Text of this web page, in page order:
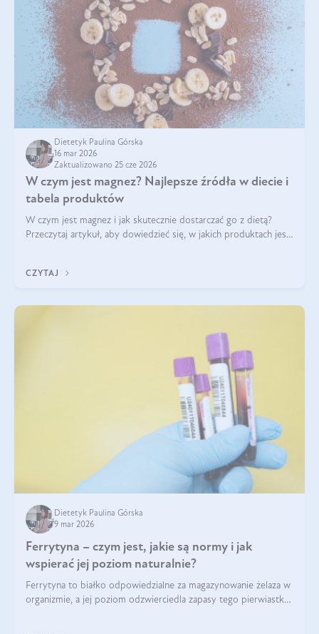
Dietetyk Paulina Górska
16 mar 2026
Zaktualizowano 25 cze 2026
W czym jest magnez? Najlepsze źródła w diecie i
tabela produktów
W czym jest magnez i jak skutecznie dostarczać go z dietą?
Przeczytaj artykuł, aby dowiedzieć się, w jakich produktach jest
CZYTAJ
Dietetyk Paulina Górska
9 mar 2026
Ferrytyna – czym jest, jakie są normy i jak
wspierać jej poziom naturalnie?
Ferrytyna to białko odpowiedzialne za magazynowanie żelaza w
organizmie, a jej poziom odzwierciedla zapasy tego pierwiastka.